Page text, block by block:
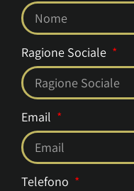
Ragione Sociale
Email
Telefono